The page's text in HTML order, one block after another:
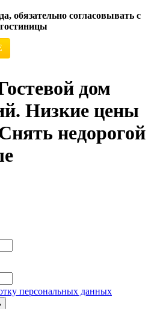
обязательно согласовывать с
дом
Низкие цены
недорогой
персональных данных